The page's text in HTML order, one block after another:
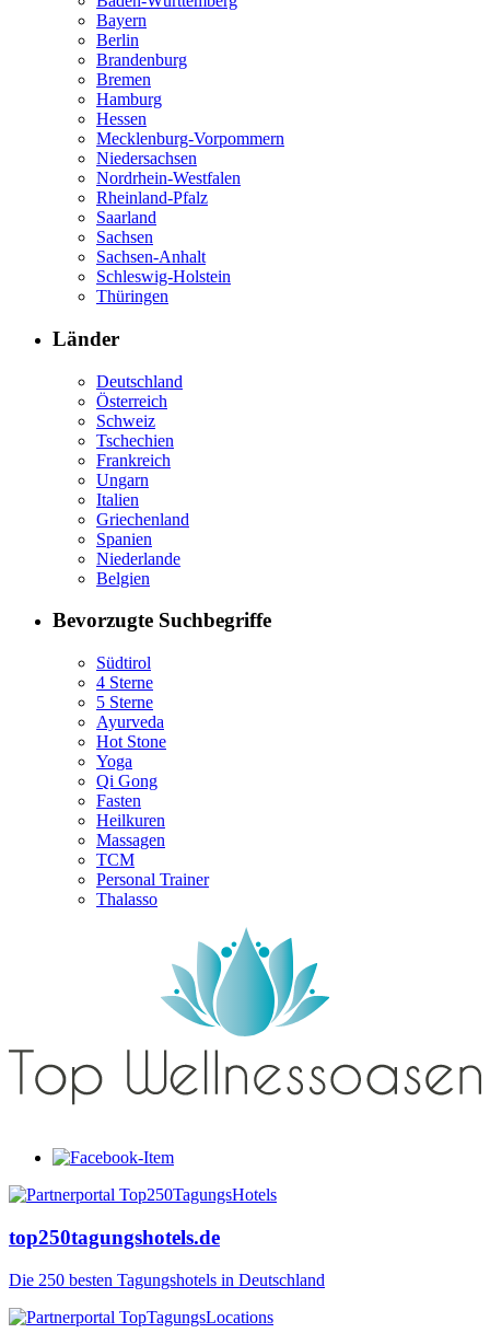
Bayern
Berlin
Brandenburg
Bremen
Hamburg
Hessen
Mecklenburg-Vorpommern
Niedersachsen
Nordrhein-Westfalen
Rheinland-Pfalz
Saarland
Sachsen
Sachsen-Anhalt
Schleswig-Holstein
Thüringen
Länder
Deutschland
Österreich
Schweiz
Tschechien
Frankreich
Ungarn
Italien
Griechenland
Spanien
Niederlande
Belgien
Bevorzugte Suchbegriffe
Südtirol
4 Sterne
5 Sterne
Ayurveda
Hot Stone
Yoga
Qi Gong
Fasten
Heilkuren
Massagen
TCM
Personal Trainer
Thalasso
top250tagungshotels.de
Die 250 besten Tagungshotels in Deutschland